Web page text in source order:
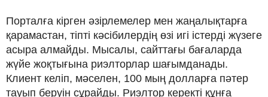
Порталға кірген әзірлемелер мен жаңалықтарға
қарамастан, тіпті кәсібилердің өзі игі істерді жүзеге
асыра алмайды. Мысалы, сайттағы бағаларда
жүйе жоқтығына риэлторлар шағымданады.
Клиент келіп, мәселен, 100 мың долларға пәтер
тауып беруін сұрайды. Риэлтор керекті құнға